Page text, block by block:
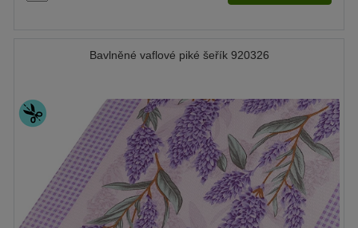
Bavlněné vaflové piké šeřík 920326